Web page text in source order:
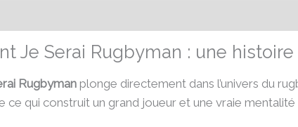
Je Serai Rugbyman : une
Rugbyman plonge directement dans l’univers du
ce qui construit un grand joueur et une vraie